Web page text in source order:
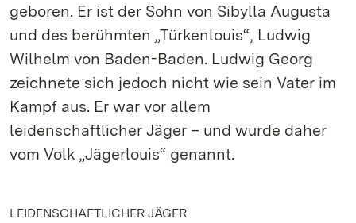
geboren. Er ist der Sohn von Sibylla Augusta
und des berühmten „Türkenlouis“, Ludwig
Wilhelm von Baden-Baden. Ludwig Georg
zeichnete sich jedoch nicht wie sein Vater im
Kampf aus. Er war vor allem
leidenschaftlicher Jäger – und wurde daher
vom Volk „Jägerlouis“ genannt.
LEIDENSCHAFTLICHER JÄGER